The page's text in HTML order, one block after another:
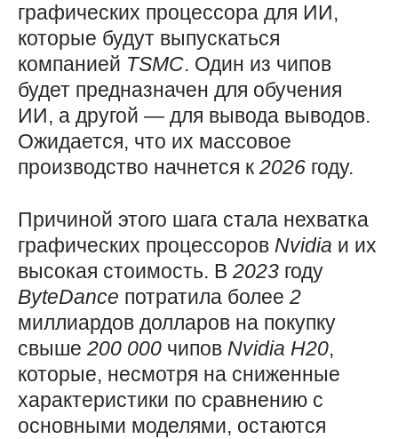
графических процессора для ИИ,
которые будут выпускаться
компанией TSMC. Один из чипов
будет предназначен для обучения
ИИ, а другой — для вывода выводов.
Ожидается, что их массовое
производство начнется к 2026 году.
Причиной этого шага стала нехватка
графических процессоров Nvidia и их
высокая стоимость. В 2023 году
ByteDance потратила более 2
миллиардов долларов на покупку
свыше 200 000 чипов Nvidia H20,
которые, несмотря на сниженные
характеристики по сравнению с
основными моделями, остаются